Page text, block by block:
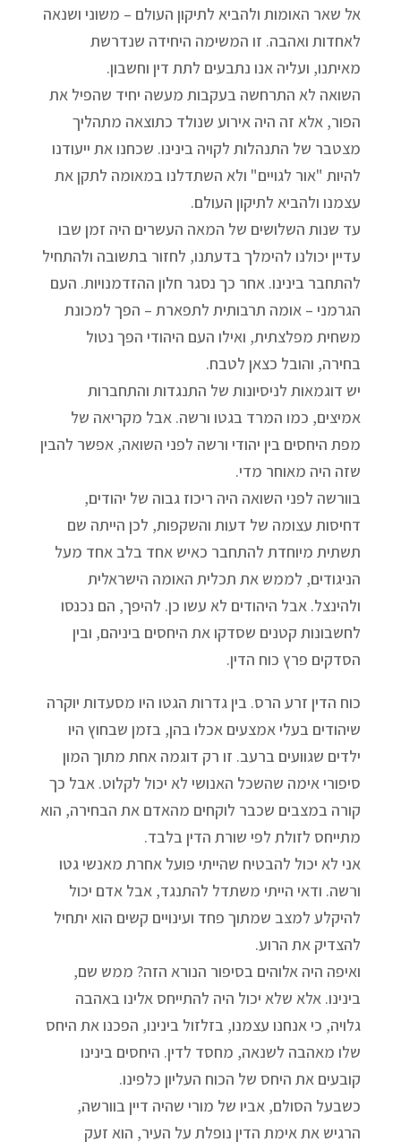
אל שאר האומות ולהביא לתיקון העולם – משוני ושנאה
לאחדות ואהבה. זו המשימה היחידה שנדרשת
מאיתנו, ועליה אנו נתבעים לתת דין וחשבון.
השואה לא התרחשה בעקבות מעשה יחיד שהפיל את
הפור, אלא זה היה אירוע שנולד כתוצאה מתהליך
מצטבר של התנהלות לקויה בינינו. שכחנו את ייעודנו
להיות "אור לגויים" ולא השתדלנו במאומה לתקן את
עצמנו ולהביא לתיקון העולם.
עד שנות השלושים של המאה העשרים היה זמן שבו
עדיין יכולנו להימלך בדעתנו, לחזור בתשובה ולהתחיל
להתחבר בינינו. אחר כך נסגר חלון ההזדמנויות. העם
הגרמני – אומה תרבותית לתפארת – הפך למכונת
משחית מפלצתית, ואילו העם היהודי הפך נטול
בחירה, והובל כצאן לטבח.
יש דוגמאות לניסיונות של התנגדות והתחברות
אמיצים, כמו המרד בגטו ורשה. אבל מקריאה של
מפת היחסים בין יהודי ורשה לפני השואה, אפשר להבין
שזה היה מאוחר מדי.
בוורשה לפני השואה היה ריכוז גבוה של יהודים,
דחיסות עצומה של דעות והשקפות, לכן הייתה שם
תשתית מיוחדת להתחבר כאיש אחד בלב אחד מעל
הניגודים, לממש את תכלית האומה הישראלית
ולהינצל. אבל היהודים לא עשו כן. להיפך, הם נכנסו
לחשבונות קטנים שסדקו את היחסים ביניהם, ובין
הסדקים פרץ כוח הדין.
כוח הדין זרע הרס. בין גדרות הגטו היו מסעדות יוקרה
שיהודים בעלי אמצעים אכלו בהן, בזמן שבחוץ היו
ילדים שגוועים ברעב. זו רק דוגמה אחת מתוך המון
סיפורי אימה שהשכל האנושי לא יכול לקלוט. אבל כך
קורה במצבים שכבר לוקחים מהאדם את הבחירה, הוא
מתייחס לזולת לפי שורת הדין בלבד.
אני לא יכול להבטיח שהייתי פועל אחרת מאנשי גטו
ורשה. ודאי הייתי משתדל להתנגד, אבל אדם יכול
להיקלע למצב שמתוך פחד ועינויים קשים הוא יתחיל
להצדיק את הרוע.
ואיפה היה אלוהים בסיפור הנורא הזה? ממש שם,
בינינו. אלא שלא יכול היה להתייחס אלינו באהבה
גלויה, כי אנחנו עצמנו, בזלזול בינינו, הפכנו את היחס
שלו מאהבה לשנאה, מחסד לדין. היחסים בינינו
קובעים את היחס של הכוח העליון כלפינו.
כשבעל הסולם, אביו של מורי שהיה דיין בוורשה,
הרגיש את אימת הדין נופלת על העיר, הוא זעק